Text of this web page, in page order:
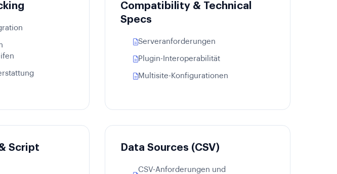
Compatibility & Technical
Specs
Serveranforderungen
Plugin-Interoperabilität
Multisite-Konfigurationen
Script
Data Sources (CSV)
CSV-Anforderungen und